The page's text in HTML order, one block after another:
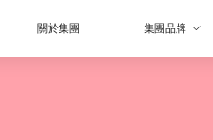
關於集團 集團品牌